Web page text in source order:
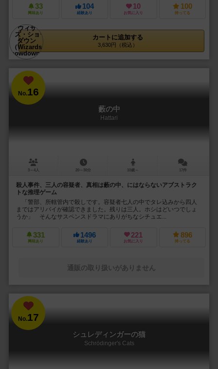
33
興味あり
104
経験あり
10
お気に入り
100
持ってる
カートに追加する
3,630円（税込）
No.16
藪の中
Hattari
3～4人 20～30分 10歳～ 17件
殺人事件、三人の容疑者、真相は藪の中、にはならないアブストラク
トな推理ゲーム
「警部、所轄管内で殺しです。容疑者七人の中でタレ込みから四人
まではアリバイが確認できました。残りは三人。ホシはどいつでしょ
うか」 そんなサスペンスドラマにありがちなシチュエ...
331
興味あり
1496
経験あり
221
お気に入り
896
持ってる
通販の取り扱いがありません
No.17
シュレディンガーの猫
Schrödinger's Cats